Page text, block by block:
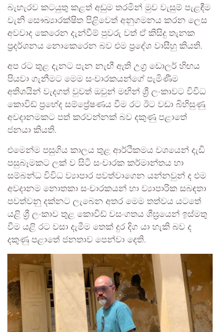
බැහැරව කටයුතු කළත් අඩුම තරමින් මුව වැසුම් පැළඳීම
වැනි සෞඛ්‍යාරක්ෂිත පිළිවෙත් අනුගමනය කරන ලෙස
අවවාද කෙරෙන දැන්වීම් පුවරු වත් ඒ කිසිදු තැනක
ප්‍රදර්ශනය නොකෙරෙන බව එම ප්‍රදේශ වාසීහු කියති.
අප රට තුළ දැනට පැන නැඟී ඇති උග්‍ර ඩොලර් හිඟය
පියවා ගැනීමට මෙම සංචාරකයන්ගේ පැමිණීම
අතිශයින් වැදගත් වුවත් ඔවුන් මඟින් ශ්‍රී ලංකාවට විවිධ
කොවිඩ් ප්‍රභේද සම්ප්‍රේෂණය වීම රට ඊට වඩා බිහිසුණු
අවදානමකට පත් කරවන්නක් බව දකුණු පළාතේ
ජනයා කියති.
එමෙන්ම පසුගිය කාලය තුළ ආර්ථිකමය වශයෙන් දැඩි
පසුබෑමකට ලක් ව සිටි සංචාරක කර්මාන්තය හා
සම්බන්ධ විවිධ ව්‍යාපාර පවත්වාගෙන යන්නවුන් ද එම
අවදානම නොතකා සංචාරකයන් හා ව්‍යාපාරික සබඳතා
පවත්වනු දක්නට ලැබෙන අතර මෙම තත්වය යටතේ
යළි ශ්‍රී ලංකාව තුළ කොවිඩ් වසංගතය ශීඝ්‍රයෙන් ඉස්මතු
වීම යළි රට වසා දැමීම තෙක් දුර දිග යා හැකි බව ද
දකුණු පළාතේ ජනතාව පෙන්වා දෙති.